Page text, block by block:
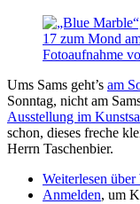
Ums Sams geht’s am
Sonntag, nicht am
Ausstellung im
schon, dieses freche
Herrn Taschenbier.
Weiterlesen über
Anmelden, um